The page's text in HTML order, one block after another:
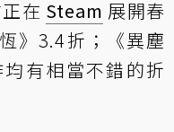
在 Steam 展開春
》3.4折；《異塵
有相當不錯的折